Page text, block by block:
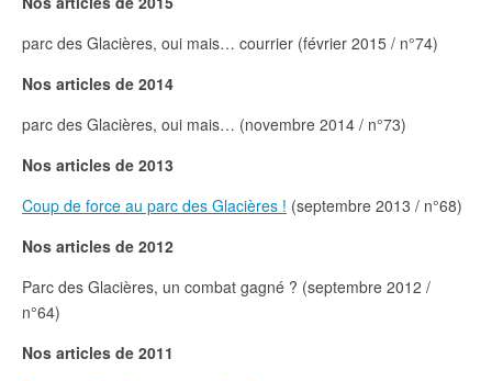
parc des Glacières, oui mais… courrier (février 2015 / n°74)
Nos articles de 2014
parc des Glacières, oui mais… (novembre 2014 / n°73)
Nos articles de 2013
Coup de force au parc des Glacières ! (septembre 2013 / n°68)
Nos articles de 2012
Parc des Glacières, un combat gagné ? (septembre 2012 /
n°64)
Nos articles de 2011